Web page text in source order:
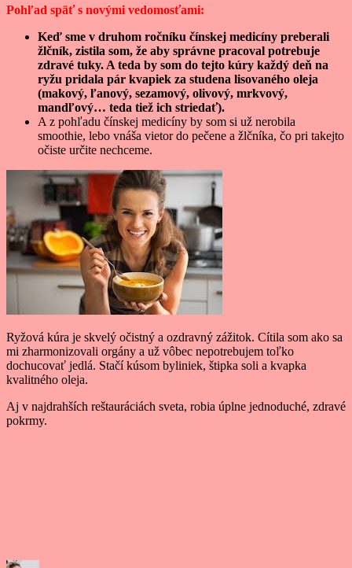
Pohľad späť s novými vedomosťami:
Keď sme v druhom ročníku čínskej medicíny preberali
žlčník, zistila som, že aby správne pracoval potrebuje
zdravé tuky. A teda by som do tejto kúry každý deň na
ryžu pridala pár kvapiek za studena lisovaného oleja
(makový, ľanový, sezamový, olivový, mrkvový,
mandľový… teda tiež ich striedať).
A z pohľadu čínskej medicíny by som si už nerobila
smoothie, lebo vnáša vietor do pečene a žlčníka, čo pri takejto
očiste určite nechceme.
Ryžová kúra je skvelý očistný a ozdravný zážitok. Cítila som ako sa
mi zharmonizovali orgány a už vôbec nepotrebujem toľko
dochucovať jedlá. Stačí kúsom byliniek, štipka soli a kvapka
kvalitného oleja.
Aj v najdrahších reštauráciách sveta, robia úplne jednoduché, zdravé
pokrmy.